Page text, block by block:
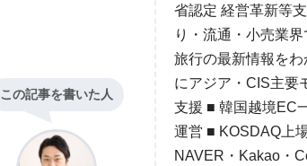
この記事を書いた人
省認定 経営革新等
り・流通・小売業
旅行の最新情報を
にアジア・CIS主要
支援 ■ 韓国越境EC
運営 ■ KOSDAQ上
NAVER・Kakao・